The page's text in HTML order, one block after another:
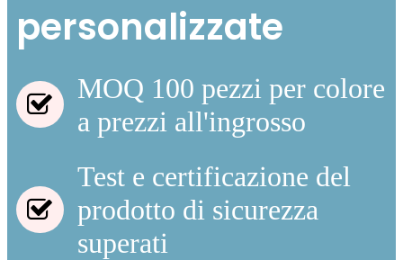
personalizzate
MOQ 100 pezzi per colore
a prezzi all'ingrosso
Test e certificazione del
prodotto di sicurezza
superati